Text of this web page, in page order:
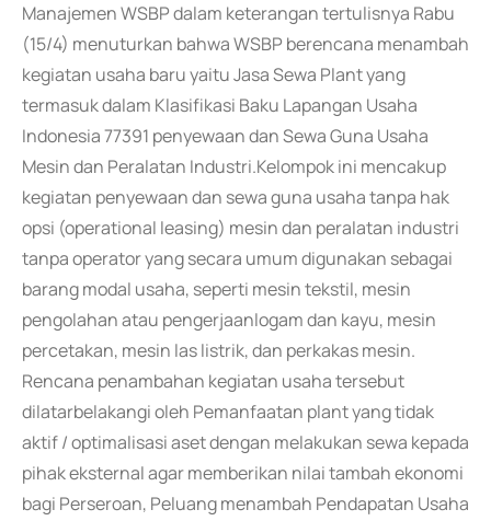
Manajemen WSBP dalam keterangan tertulisnya Rabu
(15/4) menuturkan bahwa WSBP berencana menambah
kegiatan usaha baru yaitu Jasa Sewa Plant yang
termasuk dalam Klasifikasi Baku Lapangan Usaha
Indonesia 77391 penyewaan dan Sewa Guna Usaha
Mesin dan Peralatan Industri.Kelompok ini mencakup
kegiatan penyewaan dan sewa guna usaha tanpa hak
opsi (operational leasing) mesin dan peralatan industri
tanpa operator yang secara umum digunakan sebagai
barang modal usaha, seperti mesin tekstil, mesin
pengolahan atau pengerjaanlogam dan kayu, mesin
percetakan, mesin las listrik, dan perkakas mesin.
Rencana penambahan kegiatan usaha tersebut
dilatarbelakangi oleh Pemanfaatan plant yang tidak
aktif / optimalisasi aset dengan melakukan sewa kepada
pihak eksternal agar memberikan nilai tambah ekonomi
bagi Perseroan, Peluang menambah Pendapatan Usaha